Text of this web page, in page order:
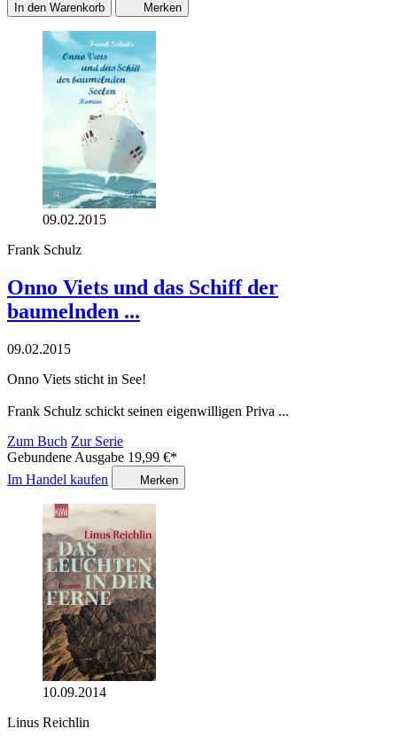
In den Warenkorb Merken
09.02.2015
Frank Schulz
Onno Viets und das Schiff der
baumelnden ...
09.02.2015
Onno Viets sticht in See!
Frank Schulz schickt seinen eigenwilligen Priva ...
Zum Buch Zur Serie
Gebundene Ausgabe 19,99 €*
Im Handel kaufen
Merken
10.09.2014
Linus Reichlin